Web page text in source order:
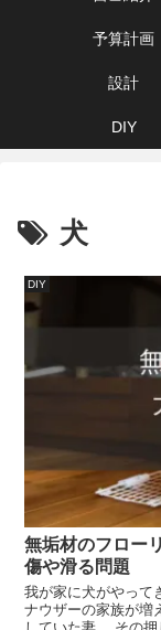
予算計画
設計
DIY
犬
DIY
無垢材のフロー
傷や滑る問題
我が家に犬がやって
ナウザーの家族が増